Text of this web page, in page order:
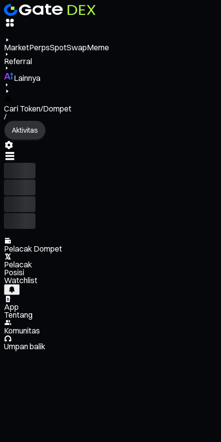
MarketPerpsSpotSwapMeme
Referral
Lainnya
Cari Token/Dompet
/
Aktivitas
Pelacak Dompet
Pelacak
Posisi
Watchlist
App
Tentang
Komunitas
Umpan balik